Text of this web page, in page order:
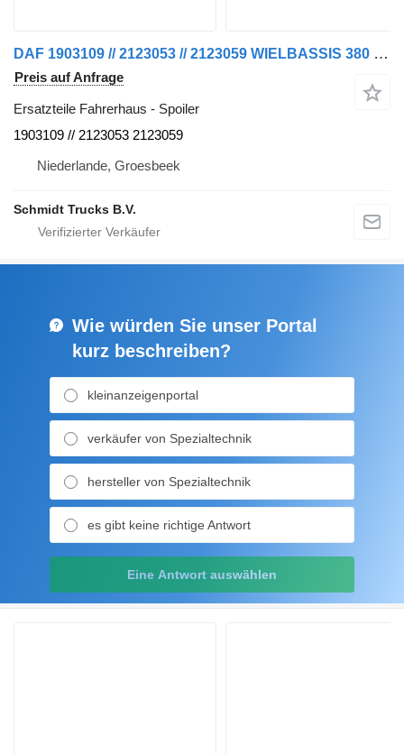
DAF 1903109 // 2123053 // 2123059 WIELBASSIS 380 XF 480 MODELL 2020 R Spoiler für LKW
Preis auf Anfrage
Ersatzteile Fahrerhaus - Spoiler
1903109 // 2123053 2123059
Niederlande, Groesbeek
Schmidt Trucks B.V.
Wie würden Sie unser Portal
kurz beschreiben?
kleinanzeigenportal
verkäufer von Spezialtechnik
hersteller von Spezialtechnik
es gibt keine richtige Antwort
Eine Antwort auswählen